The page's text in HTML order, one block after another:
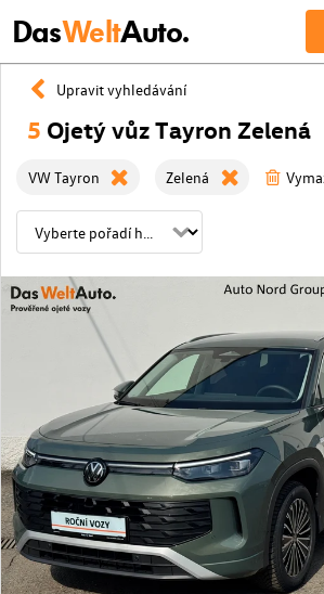
DasWeltAuto.
Upravit vyhledávání
5 Ojetý vůz Tayron Zelená
VW Tayron Zelená